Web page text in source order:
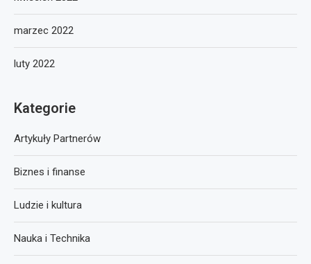
marzec 2022
luty 2022
Kategorie
Artykuły Partnerów
Biznes i finanse
Ludzie i kultura
Nauka i Technika